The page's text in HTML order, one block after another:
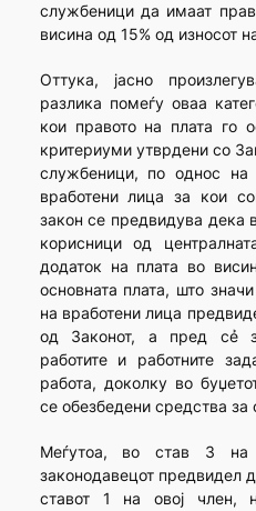
службеници да имаат
висина од 15% од износот
Оттука, јасно
разлика помеѓу оваа
кои правото на плата го
критериуми утврдени со
службеници, по однос на
вработени лица за кои
закон се предвидува дека
корисници од
додаток на плата во
основната плата, што
на вработени лица
од Законот, а пред сẻ
работите и работните
работа, доколку во
се обезбедени средства за
Меѓутоа, во став 3 на
законодавецот предвидел
ставот 1 на овој член,